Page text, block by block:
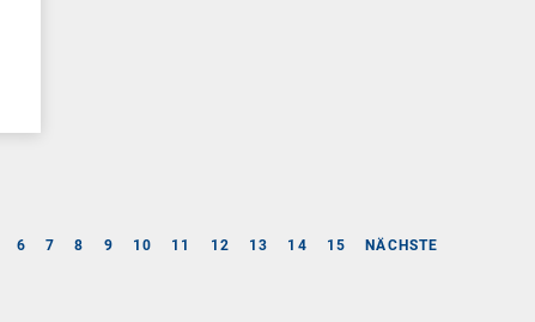
6 7 8 9 10 11 12 13 14 15 NÄCHSTE